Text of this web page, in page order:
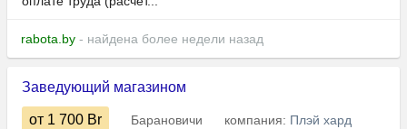
rabota.by - найдена более недели назад
Заведующий магазином
от 1 700 Br Барановичи компания: Плэй хард